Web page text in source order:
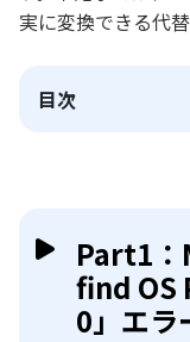
実に変換できる代
目次
Part1：
find
0」エラ